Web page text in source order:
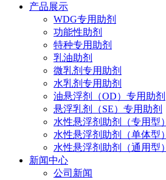
产品展示
WDG专用助剂
功能性助剂
特种专用助剂
乳油助剂
微乳剂专用助剂
水乳剂专用助剂
油悬浮剂（OD）专用助剂
悬浮乳剂（SE）专用助剂
水性悬浮剂助剂（专用型）
水性悬浮剂助剂（单体型）
水性悬浮剂助剂（通用型）
新闻中心
公司新闻